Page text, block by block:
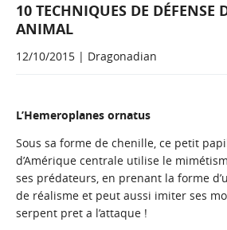
10 TECHNIQUES DE DÉFENSE
ANIMAL
12/10/2015 | Dragonadian
L’Hemeroplanes ornatus
Sous sa forme de chenille, ce petit
d’Amérique centrale utilise le
ses prédateurs, en prenant la forme
de réalisme et peut aussi imiter ses
serpent pret a l’attaque !